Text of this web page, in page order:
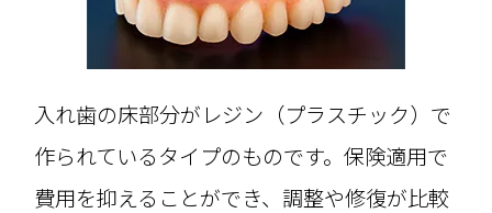
入れ歯の床部分がレジン（プラスチック）で
作られているタイプのものです。保険適用で
費用を抑えることができ、調整や修復が比較